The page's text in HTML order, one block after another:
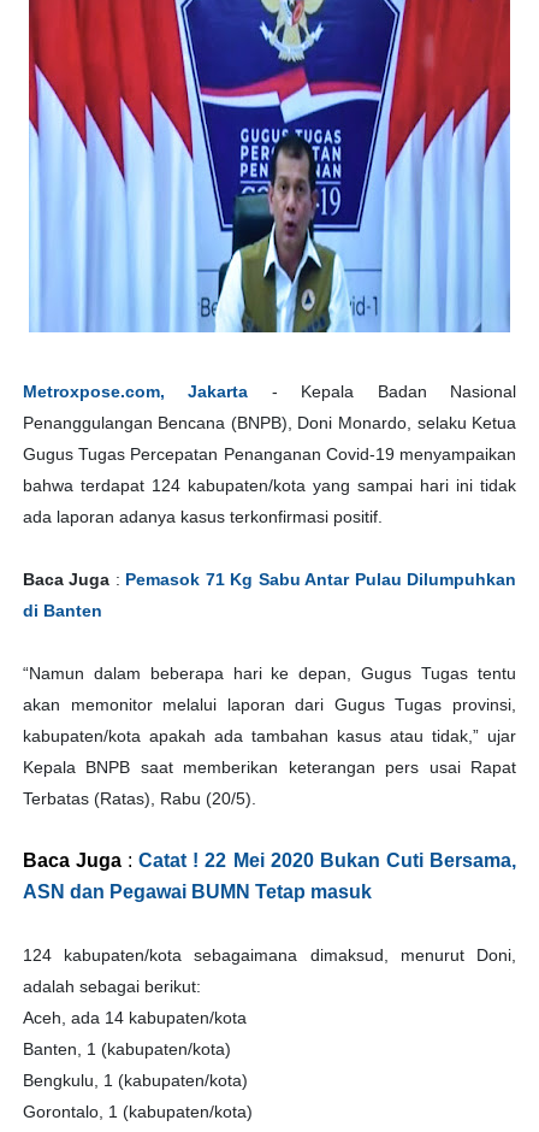
Metroxpose.com, Jakarta - Kepala Badan Nasional
Penanggulangan Bencana (BNPB), Doni Monardo, selaku Ketua
Gugus Tugas Percepatan Penanganan Covid-19 menyampaikan
bahwa terdapat 124 kabupaten/kota yang sampai hari ini tidak
ada laporan adanya kasus terkonfirmasi positif.
Baca Juga : Pemasok 71 Kg Sabu Antar Pulau Dilumpuhkan
di Banten
“Namun dalam beberapa hari ke depan, Gugus Tugas tentu
akan memonitor melalui laporan dari Gugus Tugas provinsi,
kabupaten/kota apakah ada tambahan kasus atau tidak,” ujar
Kepala BNPB saat memberikan keterangan pers usai Rapat
Terbatas (Ratas), Rabu (20/5).
Baca Juga :Catat ! 22 Mei 2020 Bukan Cuti Bersama,
ASN dan Pegawai BUMN Tetap masuk
124 kabupaten/kota sebagaimana dimaksud, menurut Doni,
adalah sebagai berikut:
Aceh, ada 14 kabupaten/kota
Banten, 1 (kabupaten/kota)
Bengkulu, 1 (kabupaten/kota)
Gorontalo, 1 (kabupaten/kota)